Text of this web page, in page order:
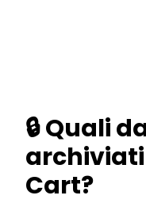
🔒 Quali
Cart?